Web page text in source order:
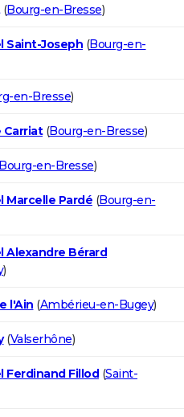
(Bourg-en-Bresse)
Saint-Joseph (Bourg-en-
en-Bresse)
Carriat(Bourg-en-Bresse)
en-Bresse)
Marcelle Pardé (Bourg-en-
Alexandre Bérard
)
l'Ain (Ambérieu-en-Bugey)
(Valserhône)
Ferdinand Fillod(Saint-